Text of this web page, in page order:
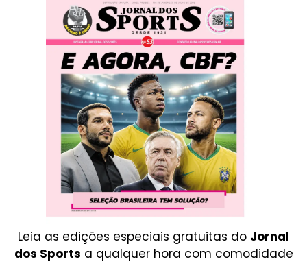
Leia as edições especiais gratuitas do Jornal
dos Sports a qualquer hora com comodidade